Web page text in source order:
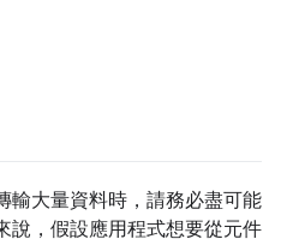
輸大量資料時，請務必盡可能
說，假設應用程式想要從元件